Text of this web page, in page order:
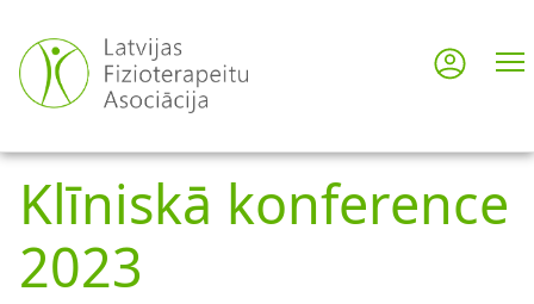
main
content
User
Log in
Klīniskā konference
2023